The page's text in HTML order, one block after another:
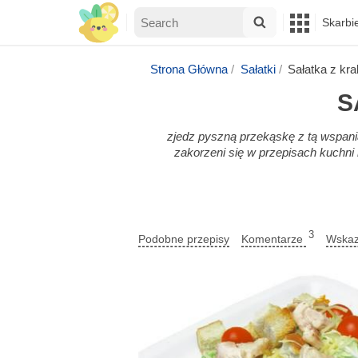
Strona Główna Sałatki Sałatka z
zjedz pyszną przekąskę z tą
zakorzeni się w przepisach kuchni
Podobne przepisy Komentarze 3